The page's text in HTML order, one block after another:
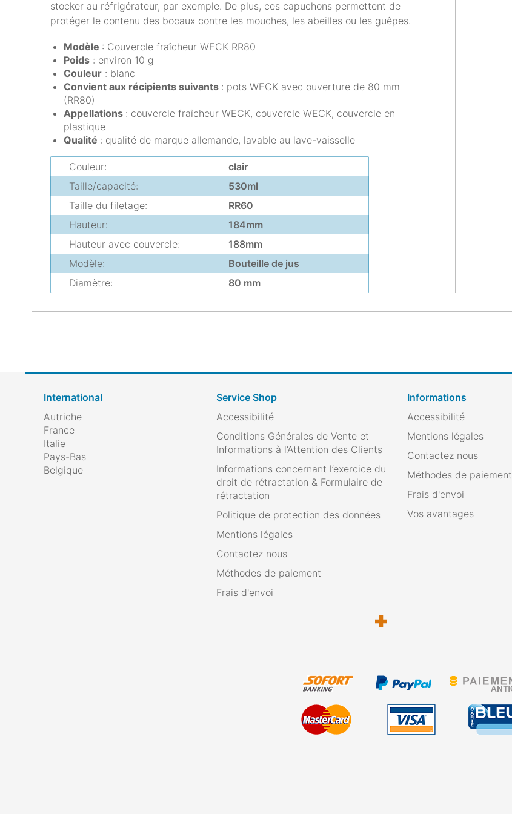
stocker au réfrigérateur, par exemple. De plus, ces capuchons permettent de
protéger le contenu des bocaux contre les mouches, les abeilles ou les guêpes.
Modèle : Couvercle fraîcheur WECK RR80
Poids : environ 10 g
Couleur : blanc
Convient aux récipients suivants : pots WECK avec ouverture de 80 mm
(RR80)
Appellations : couvercle fraîcheur WECK, couvercle WECK, couvercle en
plastique
Qualité : qualité de marque allemande, lavable au lave-vaisselle
Couleur:
clair
Taille/capacité:
530ml
Taille du filetage:
RR60
Hauteur:
184mm
Hauteur avec couvercle:
188mm
Modèle:
Bouteille de jus
Diamètre:
80 mm
International
Autriche
France
Italie
Pays-Bas
Belgique
Service Shop
Accessibilité
Conditions Générales de Vente et
Informations à l’Attention des Clients
Informations concernant l’exercice du
droit de rétractation & Formulaire de
rétractation
Politique de protection des données
Mentions légales
Contactez nous
Méthodes de paiement
Frais d'envoi
Informations
Accessibilité
Mentions légales
Contactez nous
Méthodes de paiement
Frais d'envoi
Vos avantages